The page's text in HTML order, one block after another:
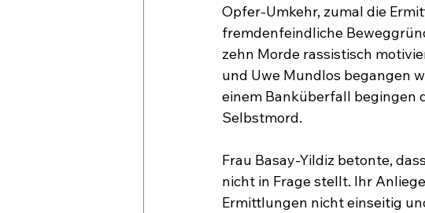
Opfer-Umkehr, zumal die
fremdenfeindliche
zehn Morde rassistisch
und Uwe Mundlos begangen
einem Banküberfall begingen
Selbstmord.
Frau Basay-Yildiz betonte,
nicht in Frage stellt. Ihr
Ermittlungen nicht einseitig